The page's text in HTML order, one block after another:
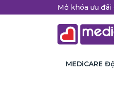
Mở khóa ưu đãi
MEDiCARE